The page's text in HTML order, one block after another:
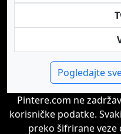
Pogledajte
Pintere.com ne
korisničke podatke.
preko šifrirane